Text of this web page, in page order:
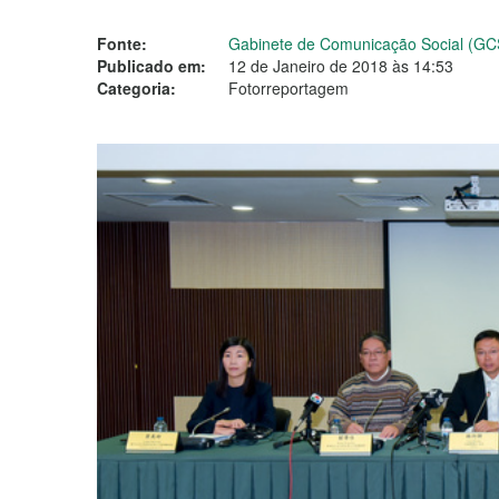
Fonte:
Gabinete de Comunicação Social
Publicado em:
12 de Janeiro de 2018 às 14:53
Categoria:
Fotorreportagem